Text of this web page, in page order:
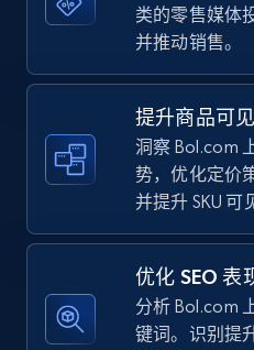
TikTok Shop
URL, Title, Available,
price, Final price,
5.4K+ 668+
TikTok Shop - category
URL, Title, Available,
price, Final price,
类的零售媒体
并推动销售。
提升商品可
洞察 Bol.com
势，优化定价
并提升 SKU 可
优化 SEO 表
分析 Bol.com
键词。识别提